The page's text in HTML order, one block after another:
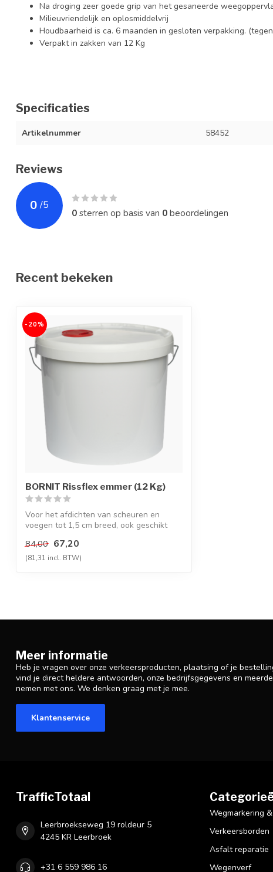
Na droging zeer goede grip van het gesaneerde
Milieuvriendelijk en oplosmiddelvrij
Houdbaarheid is ca. 6 maanden in gesloten verpakking.
Verpakt in zakken van 12 Kg
Specificaties
Artikelnummer 58452
Reviews
0 /5
0sterren op basis van 0beoordelingen
Recent bekeken
-20%
BORNIT Rissflex emmer (12 Kg)
Voor het afdichten van scheuren en
voegen tot 1,5 cm breed, ook geschikt
84,00 67,20
(81,31 incl. BTW)
Meer informatie
Heb je vragen over onze verkeersproducten, plaatsing of je
vind je direct heldere antwoorden, onze bedrijfsgegevens en
nemen met ons. We denken graag met je mee.
Klantenservice
TrafficTotaal
Leerbroekseweg 19 roldeur 5
4245 KR Leerbroek
+31 6 559 986 16
Wegmarkering
Verkeersborden
Asfalt reparatie
Wegenverf